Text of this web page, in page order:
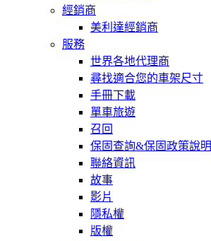
經銷商
美利達經銷商
服務
世界各地代理商
尋找適合您的車架尺寸
手冊下載
單車旅遊
召回
保固查詢&保固政策說明
聯絡資訊
故事
影片
隱私權
版權